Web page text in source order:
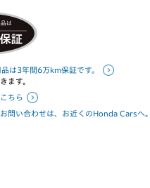
は3年間6万km保証です。
ます。
ちら
問い合わせは、お近くのHonda Carsへ。